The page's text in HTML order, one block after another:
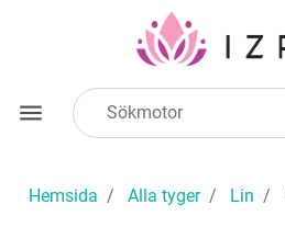
menu
Hemsida Alla tyger Lin